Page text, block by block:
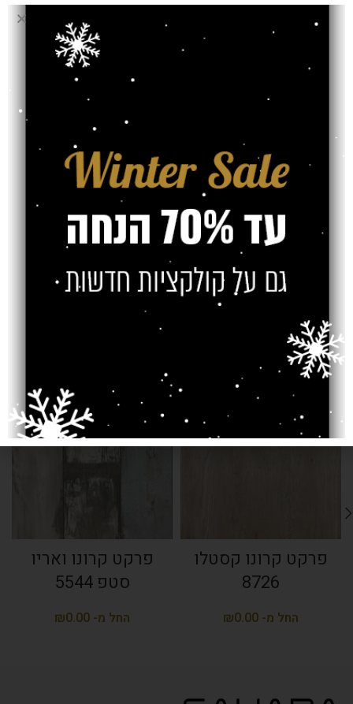
פרקט (מ"ר)
חוות דעת (0)
מוצרים קשורים
פרקט קרונו קסטלו
8726
₪
SOLD OUT
פרקט קרונו ואריו
סטפ 5544
₪